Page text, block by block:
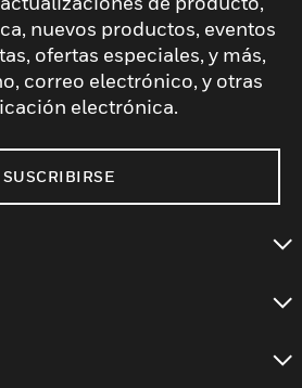
nuevos productos, eventos
ofertas especiales, y más,
correo electrónico, y otras
electrónica.
SUSCRIBIRSE